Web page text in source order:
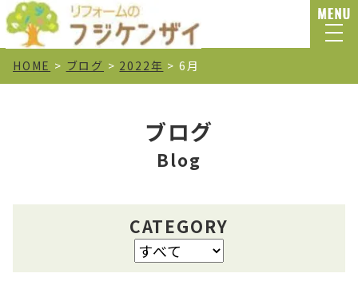
HOME > ブログ > 2022年 > 6月
ブログ
Blog
CATEGORY